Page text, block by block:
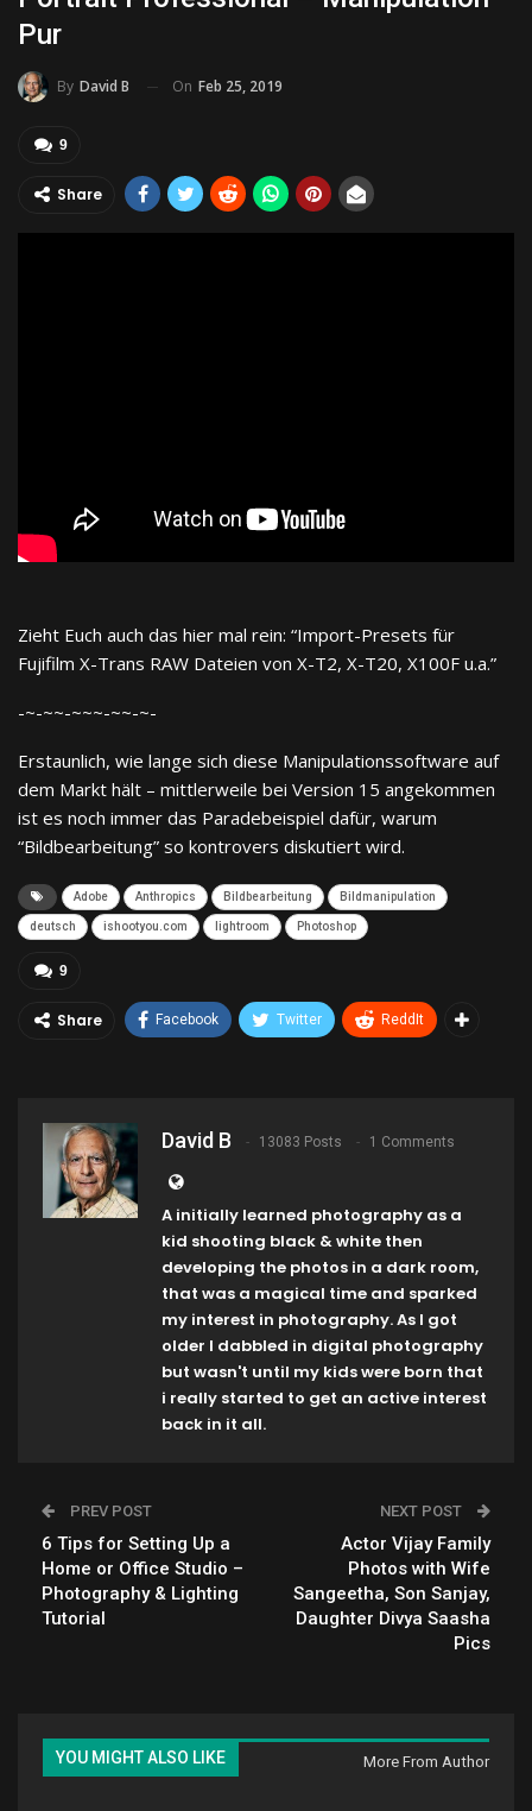
Pur
By David B On Feb 25, 2019
9
Share
Zieht Euch auch das hier mal rein: “Import-Presets für
Fujifilm X-Trans RAW Dateien von X-T2, X-T20, X100F u.a.”
-~-~~-~~~-~~-~-
Erstaunlich, wie lange sich diese Manipulationssoftware auf
dem Markt hält – mittlerweile bei Version 15 angekommen
ist es noch immer das Paradebeispiel dafür, warum
“Bildbearbeitung” so kontrovers diskutiert wird.
Adobe Anthropics Bildbearbeitung Bildmanipulation
deutsch ishootyou.com lightroom Photoshop
9
Share Facebook Twitter ReddIt
David B 13083 Posts 1 Comments
A initially learned photography as a
kid shooting black & white then
developing the photos in a dark room,
that was a magical time and sparked
my interest in photography. As I got
older I dabbled in digital photography
but wasn't until my kids were born that
i really started to get an active interest
back in it all.
PREV POST
6 Tips for Setting Up a
Home or Office Studio –
Photography & Lighting
Tutorial
NEXT POST
Actor Vijay Family
Photos with Wife
Sangeetha, Son Sanjay,
Daughter Divya Saasha
Pics
YOU MIGHT ALSO LIKE More From Author